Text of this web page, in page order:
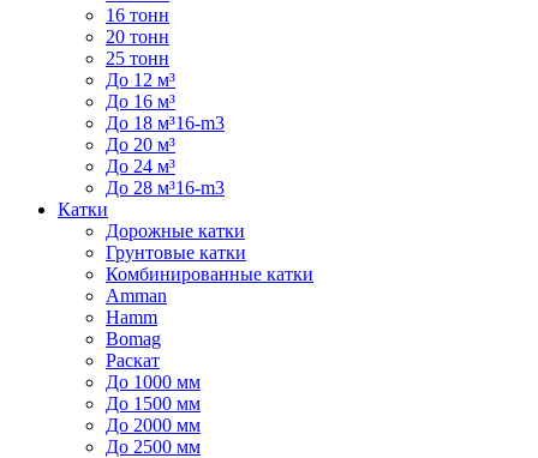
16 тонн
20 тонн
25 тонн
До 12 м³
До 16 м³
До 18 м³16-m3
До 20 м³
До 24 м³
До 28 м³16-m3
Катки
Дорожные катки
Грунтовые катки
Комбинированные катки
Amman
Hamm
Bomag
Раскат
До 1000 мм
До 1500 мм
До 2000 мм
До 2500 мм